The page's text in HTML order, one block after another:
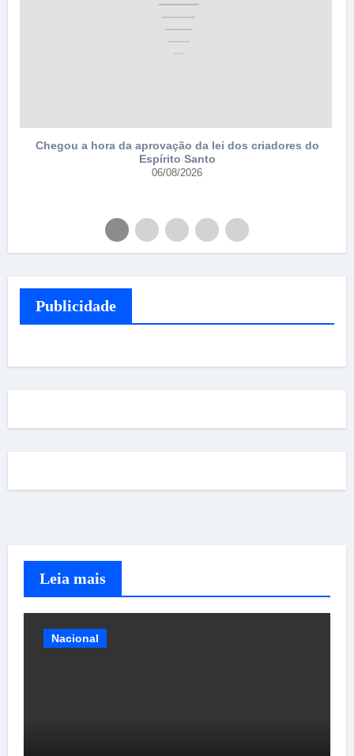
Chegou a hora da aprovação da lei dos criadores do
Espírito Santo
06/08/2026
Publicidade
Leia mais
Nacional